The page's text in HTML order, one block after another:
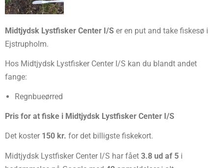
Midtjydsk Lystfisker Center I/S er en put and take fiskesø i
Ejstrupholm.
Hos Midtjydsk Lystfisker Center I/S kan du blandt andet
fange:
Regnbueørred
Pris for at fiske i Midtjydsk Lystfisker Center I/S
Det koster 150 kr. for det billigste fiskekort.
Midtjydsk Lystfisker Center I/S har fået 3.8 ud af 5 i